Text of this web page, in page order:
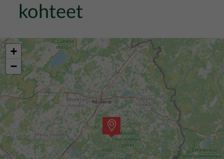
kohteet
+
−